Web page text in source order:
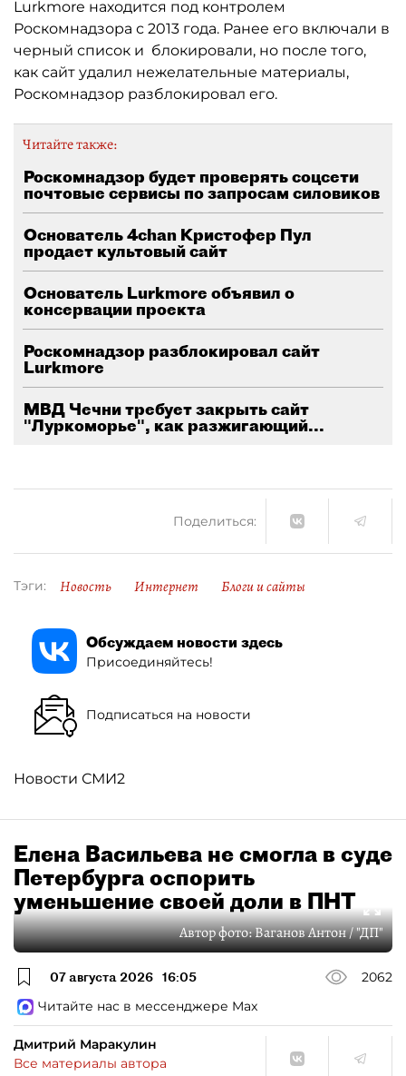
Lurkmore находится под контролем
Роскомнадзора с 2013 года. Ранее его включали в
черный список и блокировали, но после того,
как сайт удалил нежелательные материалы,
Роскомнадзор разблокировал его.
Читайте также:
Роскомнадзор будет проверять соцсети
почтовые сервисы по запросам силовиков
Основатель 4chan Кристофер Пул
продает культовый сайт
Основатель Lurkmore объявил о
консервации проекта
Роскомнадзор разблокировал сайт
Lurkmore
МВД Чечни требует закрыть сайт
"Луркоморье", как разжигающий...
Поделиться:
Тэги: Новость Интернет Блоги и сайты
Обсуждаем новости здесь
Присоединяйтесь!
Подписаться на новости
Новости СМИ2
Елена Васильева не смогла в суде
Петербурга оспорить
уменьшение своей доли в ПНТ
Автор фото:Ваганов Антон / "ДП"
07 августа 2026 16:05
2062
Читайте нас в мессенджере Max
Дмитрий Маракулин
Все материалы автора